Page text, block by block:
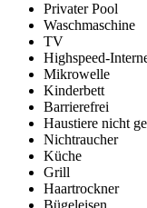
Privater Pool
Waschmaschine
TV
Highspeed-
Mikrowelle
Kinderbett
Barrierefrei
Haustiere nicht
Nichtraucher
Küche
Grill
Haartrockner
Bügeleisen